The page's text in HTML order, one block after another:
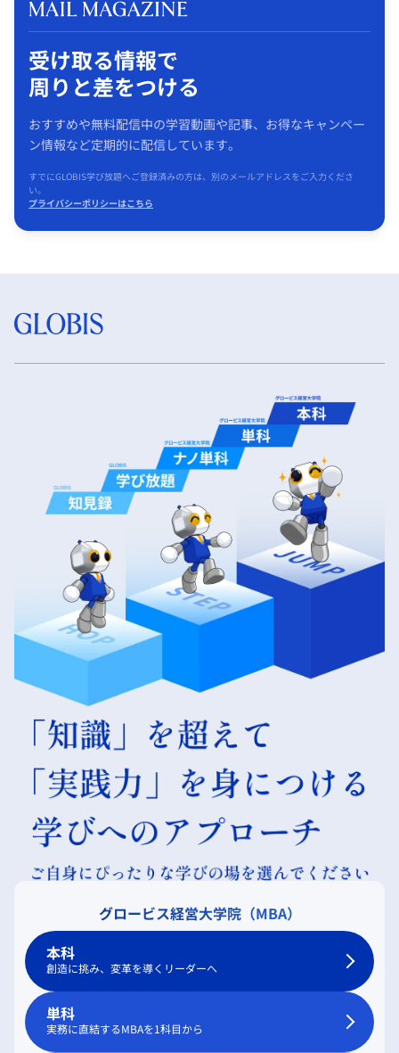
受け取る情報で
周りと差をつける
おすすめや無料配信中の学習動画や記事、お得なキャンペー
ン情報など定期的に配信しています。
すでにGLOBIS学び放題へご登録済みの方は、別のメールアドレスをご入力くださ
い。
プライバシーポリシーはこちら
グロービス経営大学院（MBA）
本科
創造に挑み、変革を導くリーダーへ
単科
実務に直結するMBAを1科目から